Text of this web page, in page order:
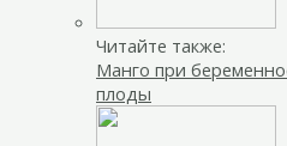
Читайте также:
Манго при
плоды